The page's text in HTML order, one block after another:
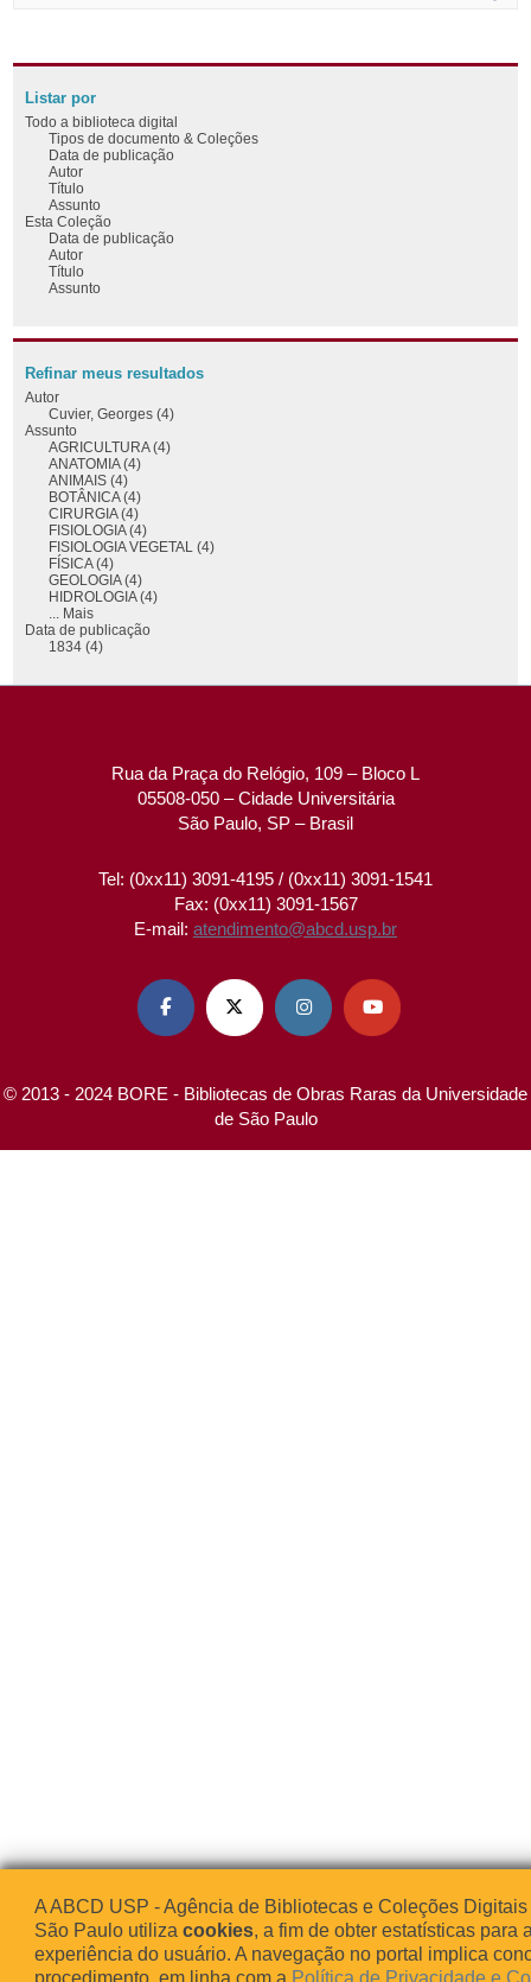
Listar por
Todo a biblioteca digital
Tipos de documento & Coleções
Data de publicação
Autor
Título
Assunto
Esta Coleção
Data de publicação
Autor
Título
Assunto
Refinar meus resultados
Autor
Cuvier, Georges (4)
Assunto
AGRICULTURA (4)
ANATOMIA (4)
ANIMAIS (4)
BOTÂNICA (4)
CIRURGIA (4)
FISIOLOGIA (4)
FISIOLOGIA VEGETAL (4)
FÍSICA (4)
GEOLOGIA (4)
HIDROLOGIA (4)
... Mais
Data de publicação
1834 (4)
Rua da Praça do Relógio, 109 – Bloco L
05508-050 – Cidade Universitária
São Paulo, SP – Brasil
Tel: (0xx11) 3091-4195 / (0xx11) 3091-1541
Fax: (0xx11) 3091-1567
E-mail: atendimento@abcd.usp.br
   
© 2013 - 2024 BORE - Bibliotecas de Obras Raras da Universidade
de São Paulo
A ABCD USP - Agência de Bibliotecas e Coleções
São Paulo utiliza cookies, a fim de obter estatísticas para
experiência do usuário. A navegação no portal implica
procedimento, em linha com a Política de Privacidade e